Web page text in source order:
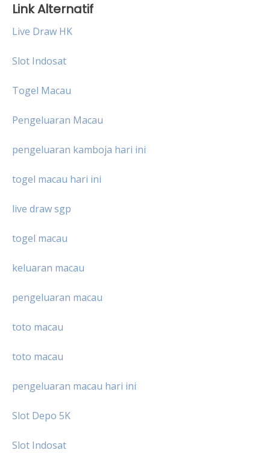
Link Alternatif
Live Draw HK
Slot Indosat
Togel Macau
Pengeluaran Macau
pengeluaran kamboja hari ini
togel macau hari ini
live draw sgp
togel macau
keluaran macau
pengeluaran macau
toto macau
toto macau
pengeluaran macau hari ini
Slot Depo 5K
Slot Indosat